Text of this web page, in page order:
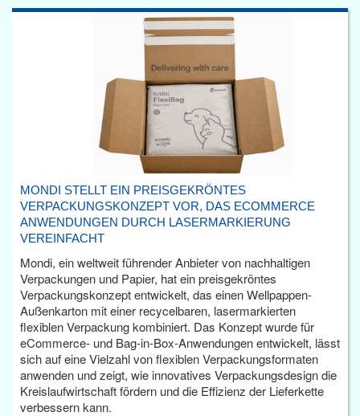
MONDI STELLT EIN PREISGEKRÖNTES
VERPACKUNGSKONZEPT VOR, DAS ECOMMERCE
ANWENDUNGEN DURCH LASERMARKIERUNG
VEREINFACHT
Mondi, ein weltweit führender Anbieter von nachhaltigen
Verpackungen und Papier, hat ein preisgekröntes
Verpackungskonzept entwickelt, das einen Wellpappen-
Außenkarton mit einer recycelbaren, lasermarkierten
flexiblen Verpackung kombiniert. Das Konzept wurde für
eCommerce- und Bag-in-Box-Anwendungen entwickelt, lässt
sich auf eine Vielzahl von flexiblen Verpackungsformaten
anwenden und zeigt, wie innovatives Verpackungsdesign die
Kreislaufwirtschaft fördern und die Effizienz der Lieferkette
verbessern kann.